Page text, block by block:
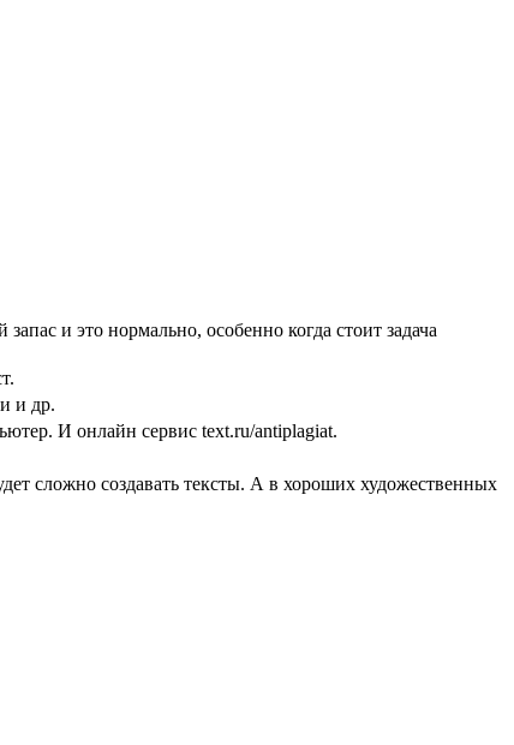
и это нормально, особенно когда стоит задача
и др.
И онлайн сервис text.ru/antiplagiat.
сложно создавать тексты. А в хороших художественных